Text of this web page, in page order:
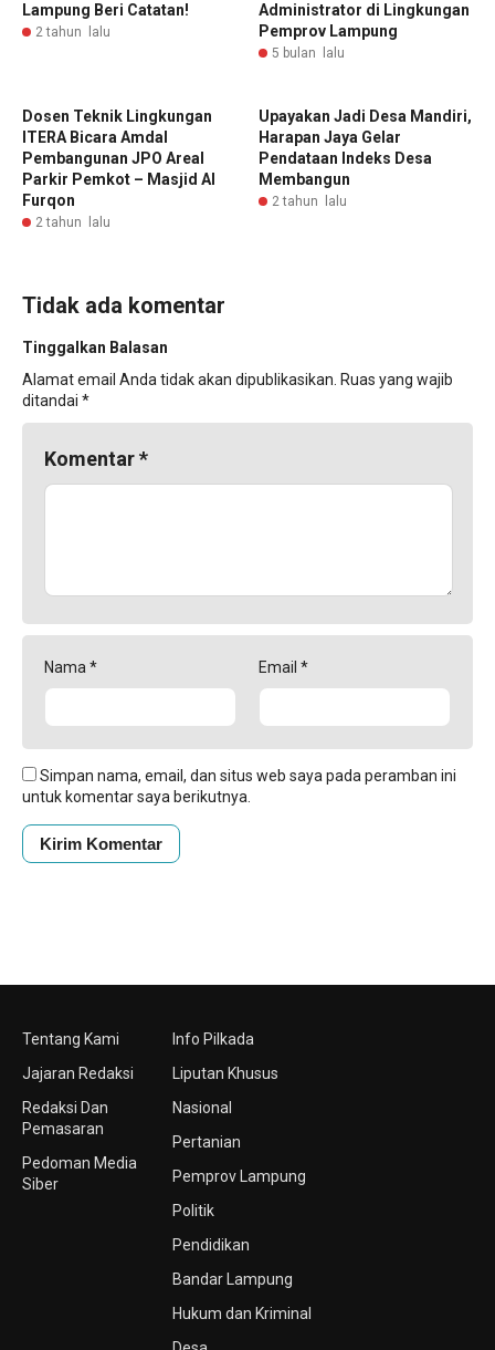
Lampung Beri Catatan!
2 tahun lalu
Administrator di Lingkungan
Pemprov Lampung
5 bulan lalu
Dosen Teknik Lingkungan
ITERA Bicara Amdal
Pembangunan JPO Areal
Parkir Pemkot – Masjid Al
Furqon
2 tahun lalu
Upayakan Jadi Desa Mandiri,
Harapan Jaya Gelar
Pendataan Indeks Desa
Membangun
2 tahun lalu
Tidak ada komentar
Tinggalkan Balasan
Alamat email Anda tidak akan dipublikasikan. Ruas yang wajib
ditandai *
Komentar*
Nama * Email *
Simpan nama, email, dan situs web saya pada peramban ini
untuk komentar saya berikutnya.
Tentang Kami
Jajaran Redaksi
Redaksi Dan
Pemasaran
Pedoman Media
Siber
Info Pilkada
Liputan Khusus
Nasional
Pertanian
Pemprov Lampung
Politik
Pendidikan
Bandar Lampung
Hukum dan Kriminal